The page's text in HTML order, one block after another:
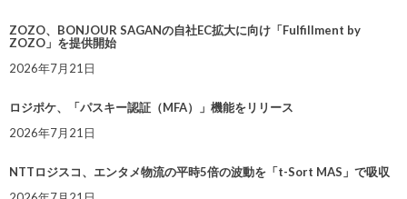
ZOZO、BONJOUR SAGANの自社EC拡大に向け「Fulfillment by
ZOZO」を提供開始
2026年7月21日
ロジポケ、「パスキー認証（MFA）」機能をリリース
2026年7月21日
NTTロジスコ、エンタメ物流の平時5倍の波動を「t-Sort MAS」で吸収